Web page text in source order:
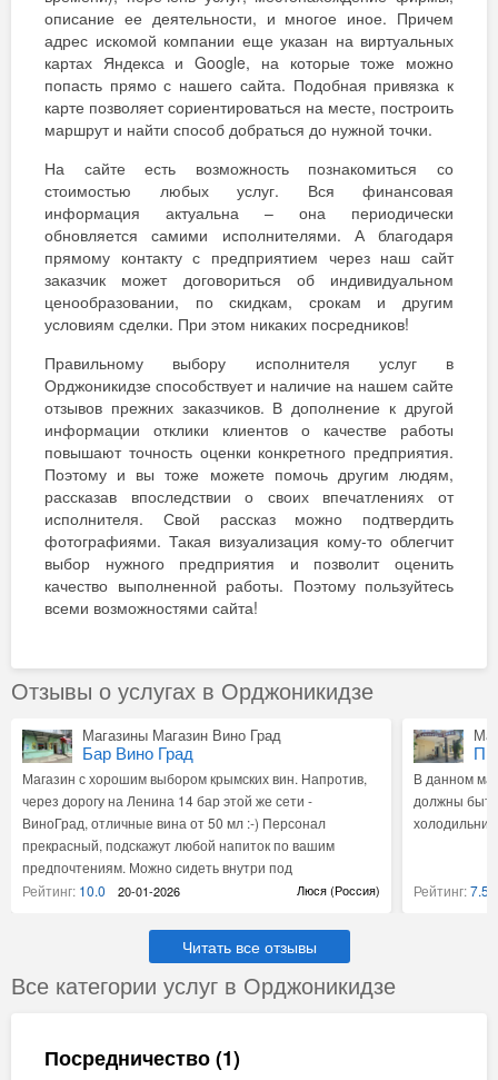
описание ее деятельности, и многое иное. Причем
адрес искомой компании еще указан на виртуальных
картах Яндекса и Google, на которые тоже можно
попасть прямо с нашего сайта. Подобная привязка к
карте позволяет сориентироваться на месте, построить
маршрут и найти способ добраться до нужной точки.
На сайте есть возможность познакомиться со
стоимостью любых услуг. Вся финансовая
информация актуальна – она периодически
обновляется самими исполнителями. А благодаря
прямому контакту с предприятием через наш сайт
заказчик может договориться об индивидуальном
ценообразовании, по скидкам, срокам и другим
условиям сделки. При этом никаких посредников!
Правильному выбору исполнителя услуг в
Орджоникидзе способствует и наличие на нашем сайте
отзывов прежних заказчиков. В дополнение к другой
информации отклики клиентов о качестве работы
повышают точность оценки конкретного предприятия.
Поэтому и вы тоже можете помочь другим людям,
рассказав впоследствии о своих впечатлениях от
исполнителя. Свой рассказ можно подтвердить
фотографиями. Такая визуализация кому-то облегчит
выбор нужного предприятия и позволит оценить
качество выполненной работы. Поэтому пользуйтесь
всеми возможностями сайта!
Отзывы о услугах в Орджоникидзе
Магазины Магазин Вино Град
Бар Вино Град
Магазин с хорошим выбором крымских вин. Напротив,
через дорогу на Ленина 14 бар этой же сети -
ВиноГрад, отличные вина от 50 мл :-) Персонал
прекрасный, подскажут любой напиток по вашим
предпочтениям. Можно сидеть внутри под
кондиционером, а можно за столиками на улице.
Рейтинг: 10.0 20-01-2026 Люся (Россия)
В данном
должны
Рейтинг:7.5
Читать все отзывы
Все категории услуг в Орджоникидзе
Посредничество (1)